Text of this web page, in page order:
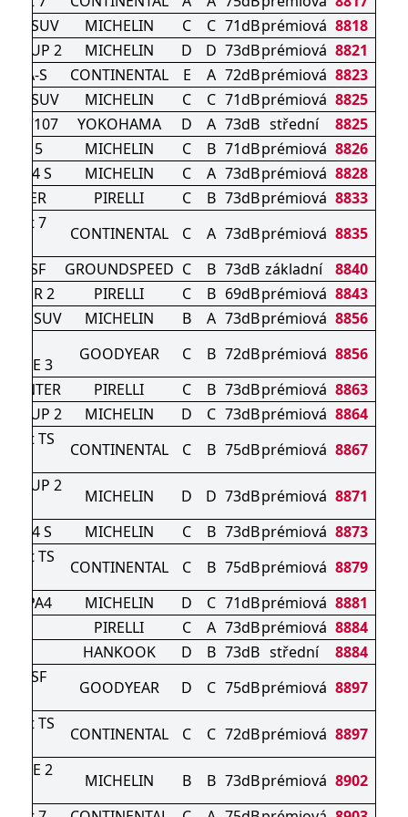
5 SUV
MICHELIN C C 71dBprémiová 8818
CUP 2
MICHELIN D D 73dBprémiová 8821
A-S
CONTINENTAL E A 72dBprémiová 8823
5 SUV
MICHELIN C C 71dBprémiová 8825
V107
YOKOHAMA D A 73dB střední
8825
5
MICHELIN C B 71dBprémiová 8826
4 S
MICHELIN C A 73dBprémiová 8828
PIRELLI C B 73dBprémiová 8833
7
CONTINENTAL C A 73dBprémiová 8835
GROUNDSPEED C B 73dB základní
8840
2
PIRELLI C B 69dBprémiová 8843
4 SUV
MICHELIN B A 73dBprémiová 8856
3
GOODYEAR C B 72dBprémiová 8856
WINTER
PIRELLI C B 73dBprémiová 8863
CUP 2
MICHELIN D C 73dBprémiová 8864
TS
CONTINENTAL C B 75dBprémiová 8867
CUP 2
MICHELIN D D 73dBprémiová 8871
4 S
MICHELIN C B 73dBprémiová 8873
TS
CONTINENTAL C B 75dBprémiová 8879
PA4
MICHELIN D C 71dBprémiová 8881
PIRELLI C A 73dBprémiová 8884
HANKOOK D B 73dB střední
8884
GOODYEAR D C 75dBprémiová 8897
TS
CONTINENTAL C C 72dBprémiová 8897
2
MICHELIN B B 73dBprémiová 8902